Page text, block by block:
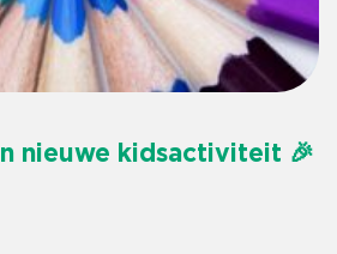
nieuwe kidsactiviteit 🎉